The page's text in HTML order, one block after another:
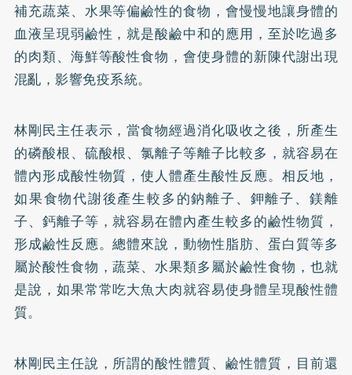
補充蔬菜、水果等偏鹼性的食物，會慢慢地讓身體的
血液呈現弱鹼性，就是酸鹼中和的應用，至於吃過多
的肉類、海鮮等酸性食物，會使身體的新陳代謝出現
混亂，影響免疫系統。
林剛民主任表示，當食物經過消化吸收之後，所產生
的磷酸根、硫酸根、氯離子等離子比較多，就容易在
體內形成酸性物質，使人體產生酸性反應。相反地，
如果食物代謝後產生較多的鈉離子、鉀離子、鎂離
子、鈣離子等，就容易在體內產生較多的鹼性物質，
形成鹼性反應。總體來說，動物性脂肪、蛋白質等多
屬於酸性食物，蔬菜、水果類多屬於鹼性食物，也就
是說，如果常常吃大魚大肉就容易使身體呈現酸性體
質。
林剛民主任說，所謂的酸性體質、鹼性體質，目前還